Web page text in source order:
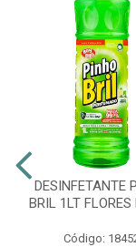
DESINFETANTE
BRIL 1LT
Código: